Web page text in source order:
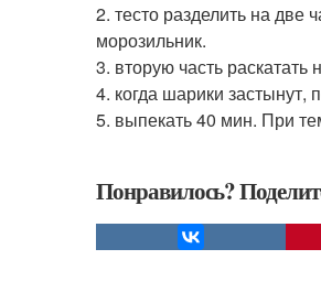
2. тесто разделить на две
морозильник.
3. вторую часть
4. когда шарики застынут,
5. выпекать 40 мин. При
Понравилось?